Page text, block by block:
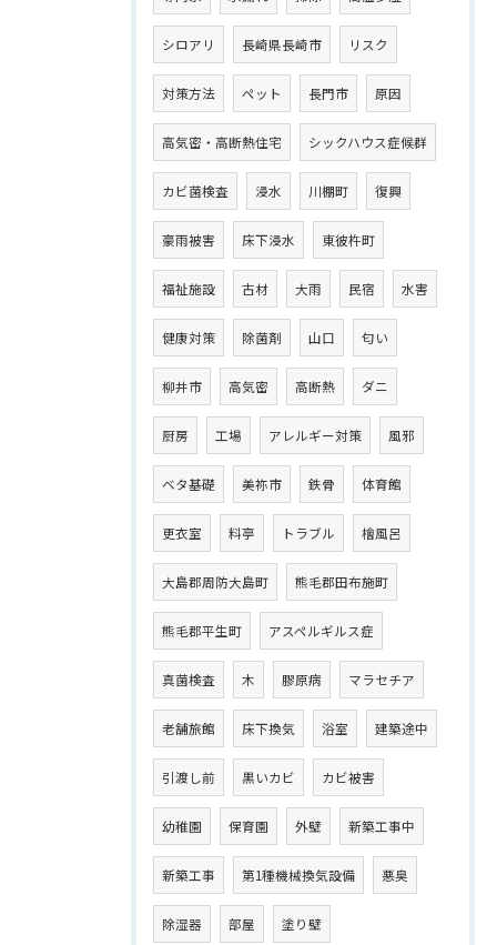
シロアリ 長崎県長崎市 リスク
対策方法 ペット 長門市 原因
高気密・高断熱住宅 シックハウス症候群
カビ菌検査 浸水 川棚町 復興
豪雨被害 床下浸水 東彼杵町
福祉施設 古材 大雨 民宿 水害
健康対策 除菌剤 山口 匂い
柳井市 高気密 高断熱 ダニ
厨房 工場 アレルギー対策 風邪
ベタ基礎 美祢市 鉄骨 体育館
更衣室 料亭 トラブル 檜風呂
大島郡周防大島町 熊毛郡田布施町
熊毛郡平生町 アスペルギルス症
真菌検査 木 膠原病 マラセチア
老舗旅館 床下換気 浴室 建築途中
引渡し前 黒いカビ カビ被害
幼稚園 保育園 外壁 新築工事中
新築工事 第1種機械換気設備 悪臭
除湿器 部屋 塗り壁